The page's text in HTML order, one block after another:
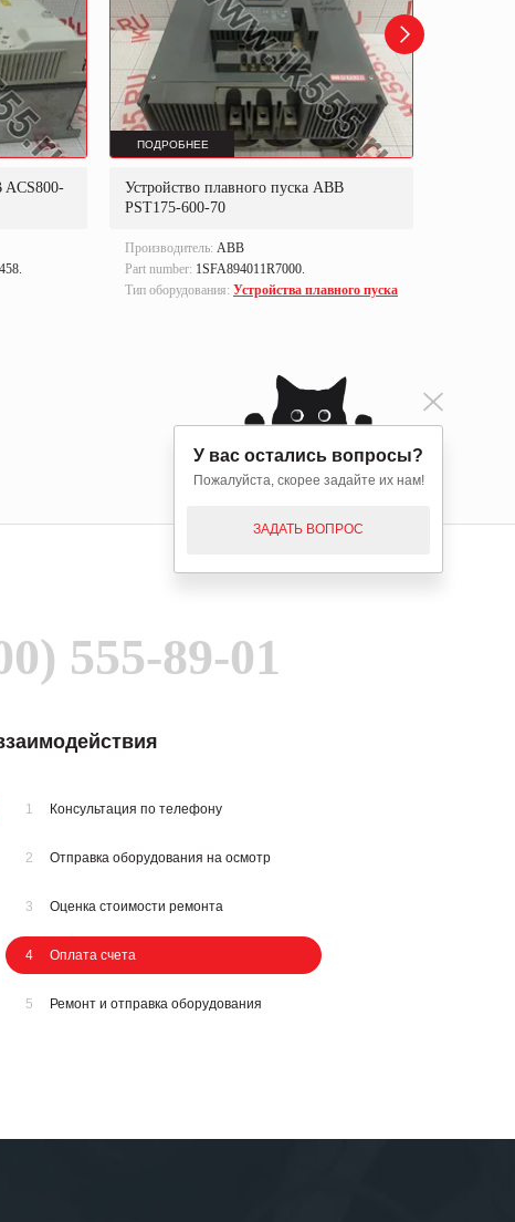
ACS800-
ПОДРОБНЕЕ
Устройство плавного пуска ABB
PST175-600-70
Производитель: ABB
Part number: 1SFA894011R7000.
Тип оборудования: Устройства плавного пуска
555-89-01
1 Консультация по телефону
2 Отправка оборудования на осмотр
3 Оценка стоимости ремонта
4 Оплата счета
5 Ремонт и отправка оборудования
У вас остались вопросы?
Пожалуйста, скорее задайте их нам!
ЗАДАТЬ ВОПРОС